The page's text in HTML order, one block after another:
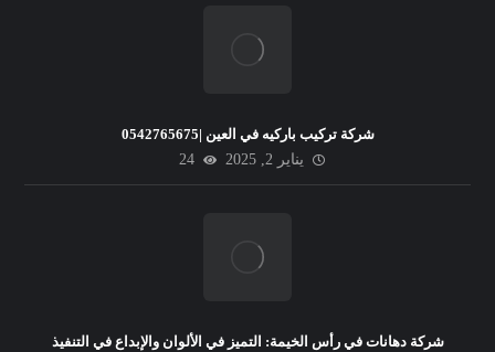
شركة تركيب باركيه في العين |0542765675
يناير 2, 2025
24
شركة دهانات في رأس الخيمة: التميز في الألوان والإبداع في التنفيذ